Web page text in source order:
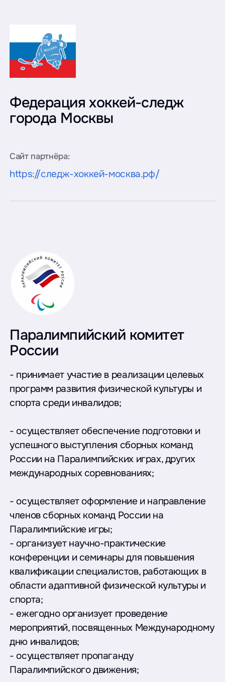
Федерация хоккей-следж
города Москвы
Сайт партнёра:
https://следж-хоккей-москва.рф/
Паралимпийский комитет
России
- принимает участие в реализации целевых
программ развития физической культуры и
спорта среди инвалидов;
- осуществляет обеспечение подготовки и
успешного выступления сборных команд
России на Паралимпийских играх, других
международных соревнованиях;
- осуществляет оформление и направление
членов сборных команд России на
Паралимпийские игры;
- организует научно-практические
конференции и семинары для повышения
квалификации специалистов, работающих в
области адаптивной физической культуры и
спорта;
- ежегодно организует проведение
мероприятий, посвященных Международному
дню инвалидов;
- осуществляет пропаганду
Паралимпийского движения;